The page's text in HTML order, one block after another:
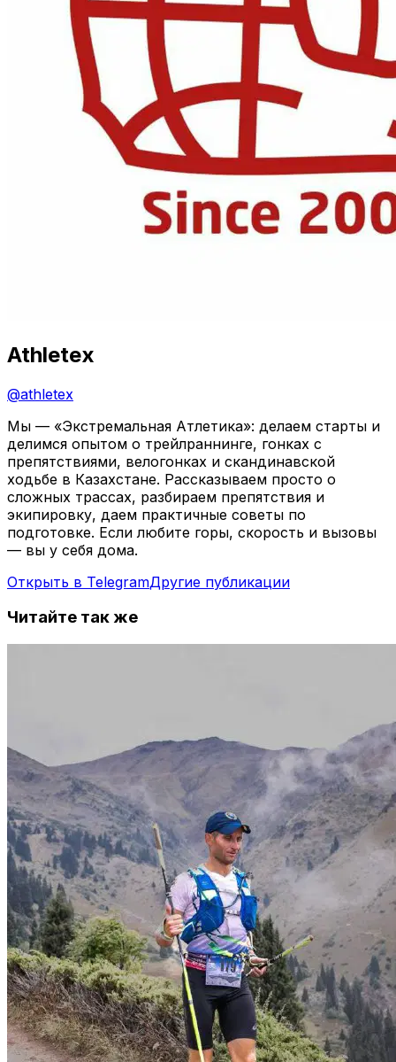
Athletex
@athletex
Мы — «Экстремальная Атлетика»: делаем старты и
делимся опытом о трейлраннинге, гонках с
препятствиями, велогонках и скандинавской
ходьбе в Казахстане. Рассказываем просто о
сложных трассах, разбираем препятствия и
экипировку, даем практичные советы по
подготовке. Если любите горы, скорость и вызовы
— вы у себя дома.
Открыть в TelegramДругие публикации
Читайте так же